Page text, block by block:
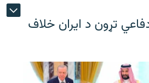
تړون د ایران خلاف